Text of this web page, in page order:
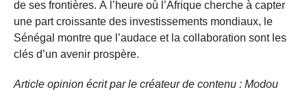
de ses frontières. À l’heure où l’Afrique cherche à capter
une part croissante des investissements mondiaux, le
Sénégal montre que l’audace et la collaboration sont les
clés d’un avenir prospère.
Article opinion écrit par le créateur de contenu : Modou